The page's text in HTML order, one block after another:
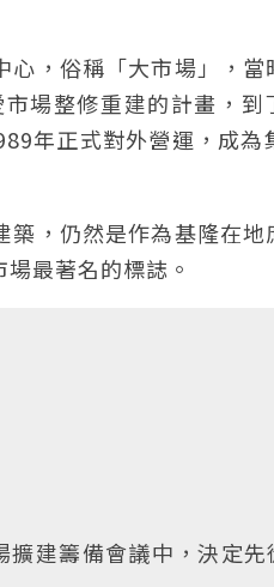
，俗稱「大市場」，
場整修重建的計畫，
年正式對外營運，成
，仍然是作為基隆在
最著名的標誌。
擴建籌備會議中，決定